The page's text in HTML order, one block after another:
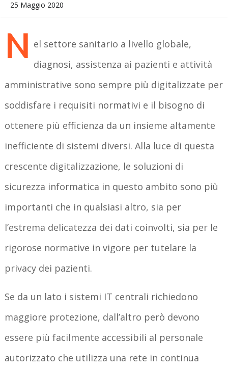
25 Maggio 2020
N el settore sanitario a livello globale,
diagnosi, assistenza ai pazienti e attività
amministrative sono sempre più digitalizzate per
soddisfare i requisiti normativi e il bisogno di
ottenere più efficienza da un insieme altamente
inefficiente di sistemi diversi. Alla luce di questa
crescente digitalizzazione, le soluzioni di
sicurezza informatica in questo ambito sono più
importanti che in qualsiasi altro, sia per
l’estrema delicatezza dei dati coinvolti, sia per le
rigorose normative in vigore per tutelare la
privacy dei pazienti.
Se da un lato i sistemi IT centrali richiedono
maggiore protezione, dall’altro però devono
essere più facilmente accessibili al personale
autorizzato che utilizza una rete in continua